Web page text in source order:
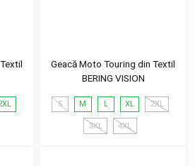
Geacă Moto Touring din Textil
BERING VISION
S M L XL 2XL
3XL 4XL